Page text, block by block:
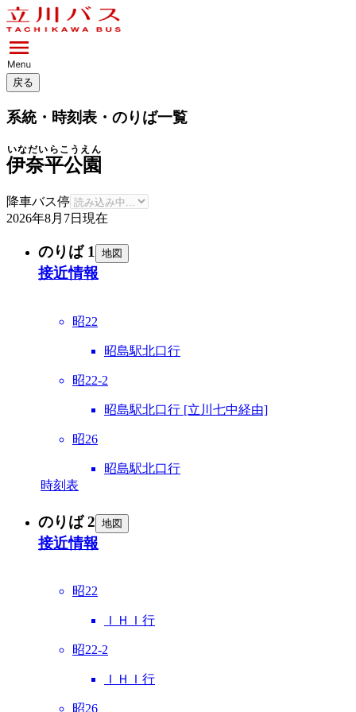
戻る
系統・時刻表・のりば一覧
伊奈平公園
いなだいらこうえん
降車バス停
2026年8月7日 現在
のりば 1 地図
接近情報
昭22
昭島駅北口行
昭22-2
昭島駅北口行 [立川七中経由]
昭26
昭島駅北口行
時刻表
のりば 2 地図
接近情報
昭22
ＩＨＩ行
昭22-2
ＩＨＩ行
昭26